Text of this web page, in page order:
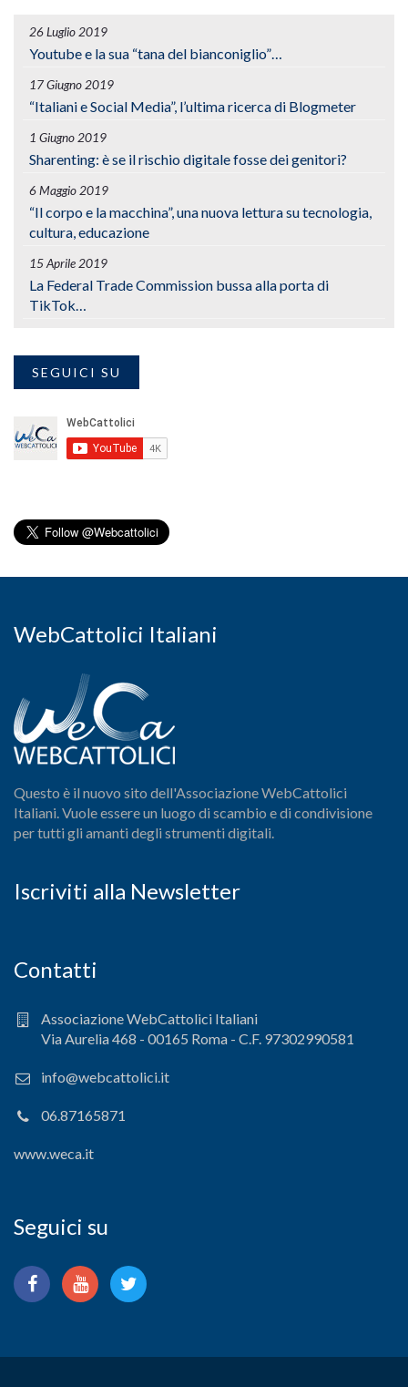
26 Luglio 2019
Youtube e la sua “tana del bianconiglio”…
17 Giugno 2019
“Italiani e Social Media”, l’ultima ricerca di Blogmeter
1 Giugno 2019
Sharenting: è se il rischio digitale fosse dei genitori?
6 Maggio 2019
“Il corpo e la macchina”, una nuova lettura su tecnologia,
cultura, educazione
15 Aprile 2019
La Federal Trade Commission bussa alla porta di
TikTok…
SEGUICI SU
WebCattolici Italiani
Questo è il nuovo sito dell'Associazione WebCattolici
Italiani. Vuole essere un luogo di scambio e di condivisione
per tutti gli amanti degli strumenti digitali.
Iscriviti alla Newsletter
Contatti
Associazione WebCattolici Italiani
Via Aurelia 468 - 00165 Roma - C.F. 97302990581
info@webcattolici.it
06.87165871
www.weca.it
Seguici su